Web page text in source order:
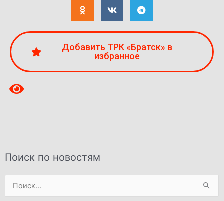
Добавить ТРК «Братск» в
избранное
Поиск по новостям
Поиск: